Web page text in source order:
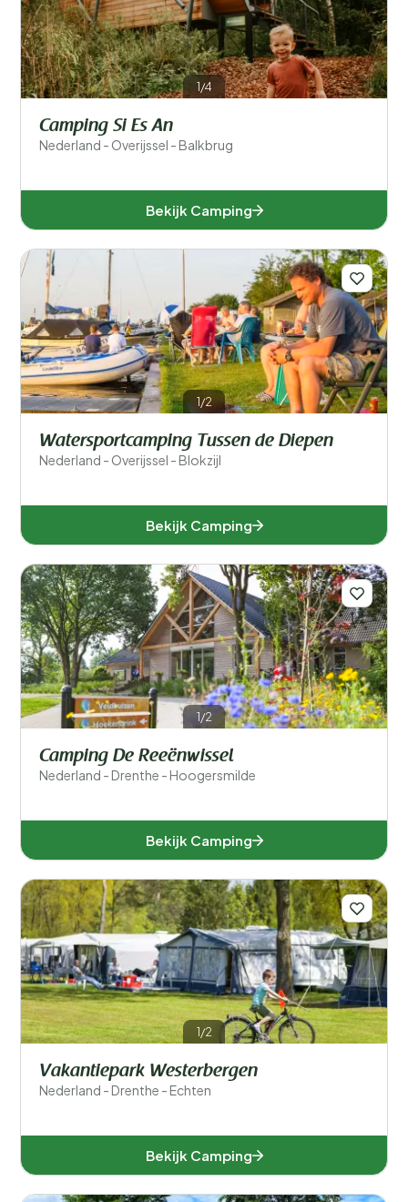
1/4
Camping Si Es An
Nederland - Overijssel - Balkbrug
Bekijk Camping
1/2
Watersportcamping Tussen de Diepen
Nederland - Overijssel - Blokzijl
Bekijk Camping
1/2
Camping De Reeënwissel
Nederland - Drenthe - Hoogersmilde
Bekijk Camping
1/2
Vakantiepark Westerbergen
Nederland - Drenthe - Echten
Bekijk Camping